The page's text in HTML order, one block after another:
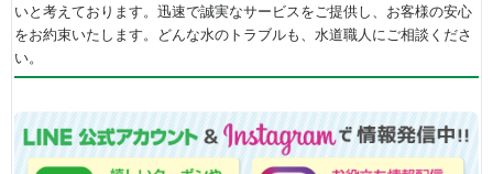
いと考えております。迅速で誠実なサービスをご提供し、お客様の安心
をお約束いたします。どんな水のトラブルも、水道職人にご相談くださ
い。